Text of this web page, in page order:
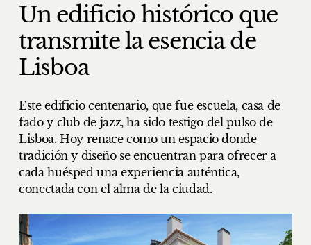
Un edificio histórico que
transmite la esencia de
Lisboa
Este edificio centenario, que fue escuela, casa de
fado y club de jazz, ha sido testigo del pulso de
Lisboa. Hoy renace como un espacio donde
tradición y diseño se encuentran para ofrecer a
cada huésped una experiencia auténtica,
conectada con el alma de la ciudad.